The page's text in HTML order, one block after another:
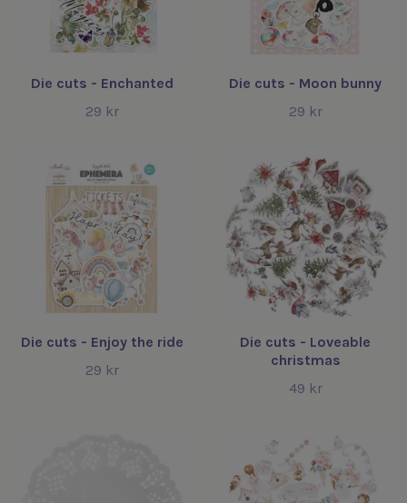
Die cuts - Enchanted
29 kr
Die cuts - Moon bunny
29 kr
Die cuts - Enjoy the ride
29 kr
Die cuts - Loveable
christmas
49 kr